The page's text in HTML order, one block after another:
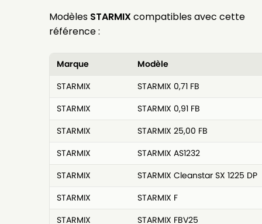
Modèles STARMIXcompatibles avec cette
référence :
Marque
Modèle
STARMIX
STARMIX 0,71 FB
STARMIX
STARMIX 0,91 FB
STARMIX
STARMIX 25,00 FB
STARMIX
STARMIX AS1232
STARMIX
STARMIX Cleanstar SX 1225 DP
STARMIX
STARMIX F
STARMIX
STARMIX FBV25